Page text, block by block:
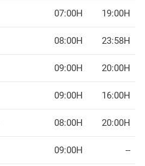
07:00H 19:00H
08:00H 23:58H
09:00H 20:00H
09:00H 16:00H
08:00H 20:00H
09:00H --